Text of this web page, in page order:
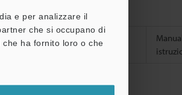
e per analizzare il
che si occupano di
ha fornito loro o che
istruzioni,